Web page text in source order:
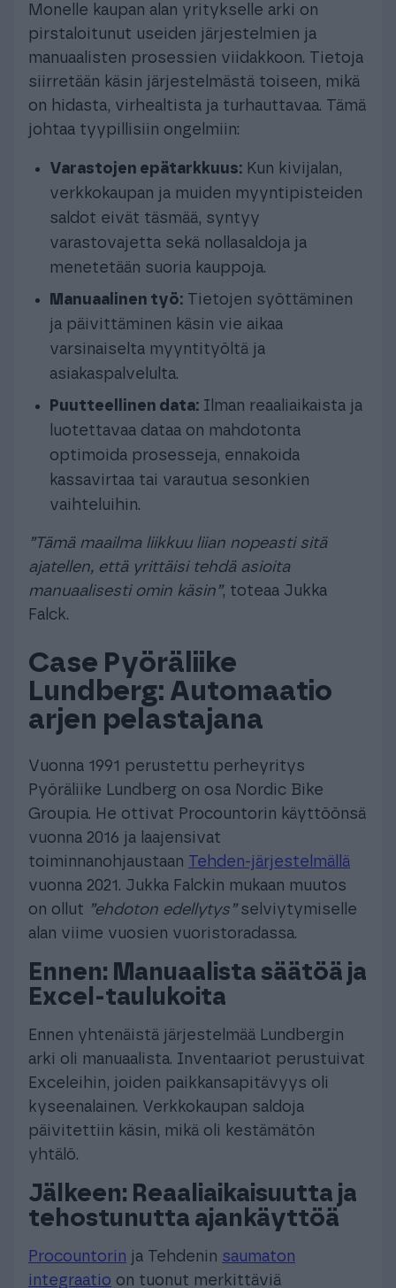
Monelle kaupan alan yritykselle arki on
pirstaloitunut useiden järjestelmien ja
manuaalisten prosessien viidakkoon. Tietoja
siirretään käsin järjestelmästä toiseen, mikä
on hidasta, virhealtista ja turhauttavaa. Tämä
johtaa tyypillisiin ongelmiin:
Varastojen epätarkkuus: Kun kivijalan,
verkkokaupan ja muiden myyntipisteiden
saldot eivät täsmää, syntyy
varastovajetta sekä nollasaldoja ja
menetetään suoria kauppoja.
Manuaalinen työ: Tietojen syöttäminen
ja päivittäminen käsin vie aikaa
varsinaiselta myyntityöltä ja
asiakaspalvelulta.
Puutteellinen data: Ilman reaaliaikaista ja
luotettavaa dataa on mahdotonta
optimoida prosesseja, ennakoida
kassavirtaa tai varautua sesonkien
vaihteluihin.
”Tämä maailma liikkuu liian nopeasti sitä
ajatellen, että yrittäisi tehdä asioita
manuaalisesti omin käsin”, toteaa Jukka
Falck.
Case Pyöräliike
Lundberg: Automaatio
arjen pelastajana
Vuonna 1991 perustettu perheyritys
Pyöräliike Lundberg on osa Nordic Bike
Groupia. He ottivat Procountorin käyttöönsä
vuonna 2016 ja laajensivat
toiminnanohjaustaan
Tehden-järjestelmällä
vuonna 2021. Jukka Falckin mukaan muutos
on ollut ”ehdoton edellytys” selviytymiselle
alan viime vuosien vuoristoradassa.
Ennen: Manuaalista säätöä ja
Excel-taulukoita
Ennen yhtenäistä järjestelmää Lundbergin
arki oli manuaalista. Inventaariot perustuivat
Exceleihin, joiden paikkansapitävyys oli
kyseenalainen. Verkkokaupan saldoja
päivitettiin käsin, mikä oli kestämätön
yhtälö.
Jälkeen: Reaaliaikaisuutta ja
tehostunutta ajankäyttöä
Procountorin ja Tehdenin saumaton
integraatio on tuonut merkittäviä